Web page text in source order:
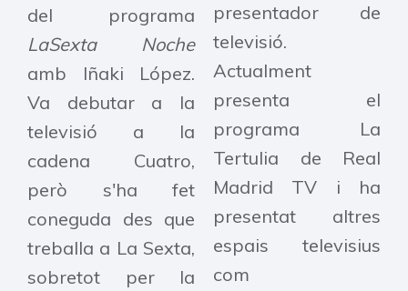
del programa
LaSexta Noche
amb Iñaki López.
Va debutar a la
televisió a la
cadena Cuatro,
però s'ha fet
coneguda des que
treballa a La Sexta,
sobretot per la
presentador de
televisió.
Actualment
presenta el
programa La
Tertulia de Real
Madrid TV i ha
presentat altres
espais televisius
com